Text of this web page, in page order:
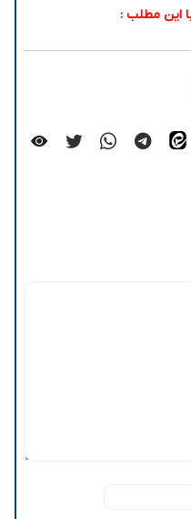
این مطلب :